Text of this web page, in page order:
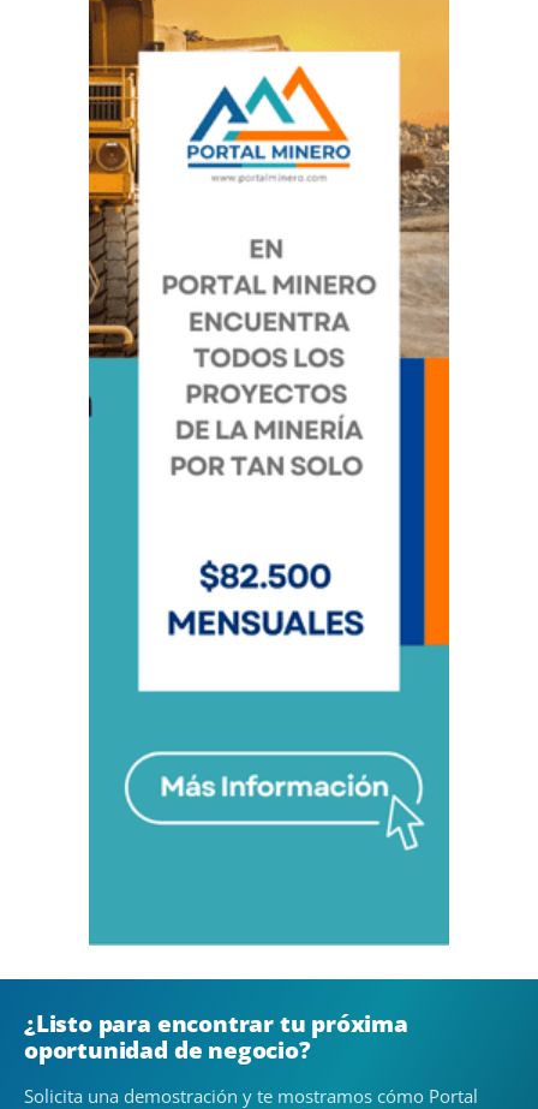
¿Listo para encontrar tu próxima
oportunidad de negocio?
Solicita una demostración y te mostramos cómo Portal